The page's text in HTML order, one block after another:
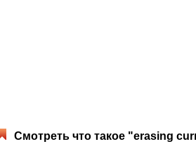
Смотреть что такое "erasing